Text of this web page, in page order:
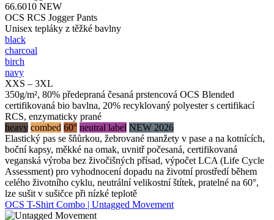
66.6010 NEW
OCS RCS Jogger Pants
Unisex tepláky z těžké bavlny
black
charcoal
birch
navy
XXS – 3XL
350g/m², 80% předepraná česaná prstencová OCS Blended
certifikovaná bio bavlna, 20% recyklovaný polyester s certifikací
RCS, enzymaticky prané
heavy combed 60° neutral label NEW 2026
Elastický pas se šňůrkou, žebrované manžety v pase a na kotnících,
boční kapsy, měkké na omak, uvnitř počesaná, certifikovaná
veganská výroba bez živočišných přísad, výpočet LCA (Life Cycle
Assessment) pro vyhodnocení dopadu na životní prostředí během
celého životního cyklu, neutrální velikostní štítek, pratelné na 60°,
lze sušit v sušičce při nízké teplotě
OCS T-Shirt Combo | Untagged Movement